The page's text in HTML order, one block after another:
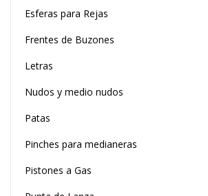
Esferas para Rejas
Frentes de Buzones
Letras
Nudos y medio nudos
Patas
Pinches para medianeras
Pistones a Gas